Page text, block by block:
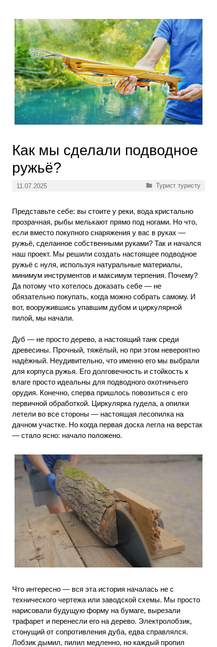
Как мы сделали подводное
ружьё?
11.07.2025 Рубрики
Турист туристу
Представьте себе: вы стоите у реки, вода кристально
прозрачная, рыбы мелькают прямо под ногами. Но что,
если вместо покупного снаряжения у вас в руках —
ружьё, сделанное собственными руками? Так и начался
наш проект. Мы решили создать настоящее подводное
ружьё с нуля, используя натуральные материалы,
минимум инструментов и максимум терпения. Почему?
Да потому что хотелось доказать себе — не
обязательно покупать, когда можно собрать самому. И
вот, вооружившись упавшим дубом и циркулярной
пилой, мы начали.
Дуб — не просто дерево, а настоящий танк среди
древесины. Прочный, тяжёлый, но при этом невероятно
надёжный. Неудивительно, что именно его мы выбрали
для корпуса ружья. Его долговечность и стойкость к
влаге просто идеальны для подводного охотничьего
орудия. Конечно, сперва пришлось повозиться с его
первичной обработкой. Циркулярка гудела, а опилки
летели во все стороны — настоящая лесопилка на
дачном участке. Но когда первая доска легла на верстак
— стало ясно: начало положено.
Что интересно — вся эта история началась не с
технического чертежа или заводской схемы. Мы просто
нарисовали будущую форму на бумаге, вырезали
трафарет и перенесли его на дерево. Электролобзик,
стонущий от сопротивления дуба, едва справлялся.
Лобзик дымил, пилил медленно, но каждый пропил